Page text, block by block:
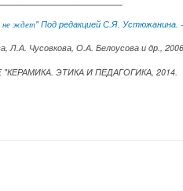
не ждет" Под редакцией С.Я. Устюжанина.
Л.А. Чусовкова, О.А. Белоусова и др.,
ЭТИКА И ПЕДАГОГИКА, 2014.